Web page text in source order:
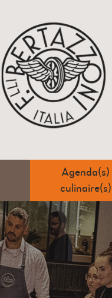
Agenda(s)
culinaire(s)